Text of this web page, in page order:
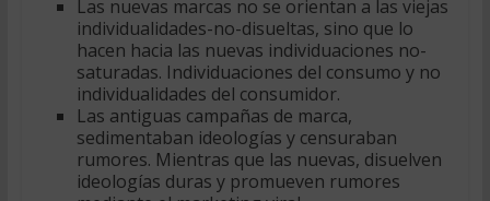
Las nuevas marcas no se orientan a las viejas
individualidades-no-disueltas, sino que lo
hacen hacia las nuevas individuaciones no-
saturadas. Individuaciones del consumo y no
individualidades del consumidor.
Las antiguas campañas de marca,
sedimentaban ideologías y censuraban
rumores. Mientras que las nuevas, disuelven
ideologías duras y promueven rumores